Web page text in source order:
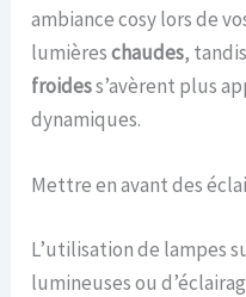
ambiance cosy lors de
lumièreschaudes,
froidess’avèrent plus
dynamiques.
Mettre en avant des
L’utilisation de lampes
lumineuses ou